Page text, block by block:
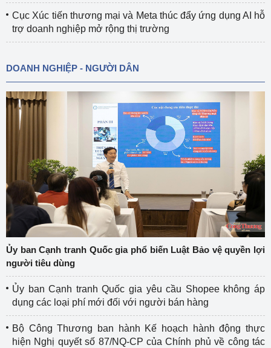
Cục Xúc tiến thương mại và Meta thúc đẩy ứng dụng AI hỗ
trợ doanh nghiệp mở rộng thị trường
DOANH NGHIỆP - NGƯỜI DÂN
Ủy ban Cạnh tranh Quốc gia phổ biến Luật Bảo vệ quyền lợi
người tiêu dùng
Ủy ban Cạnh tranh Quốc gia yêu cầu Shopee không áp
dụng các loại phí mới đối với người bán hàng
Bộ Công Thương ban hành Kế hoạch hành động thực
hiện Nghị quyết số 87/NQ-CP của Chính phủ về công tác